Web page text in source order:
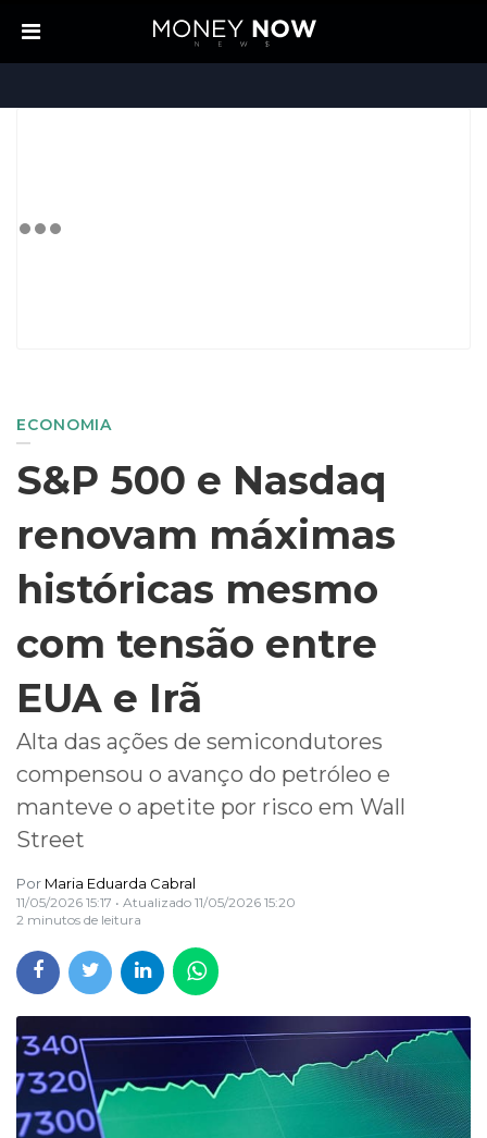
ECONOMIA
S&P 500 e Nasdaq
renovam máximas
históricas mesmo
com tensão entre
EUA e Irã
Alta das ações de semicondutores
compensou o avanço do petróleo e
manteve o apetite por risco em Wall
Street
Por Maria Eduarda Cabral
11/05/2026 15:17 • Atualizado 11/05/2026 15:20
2 minutos de leitura